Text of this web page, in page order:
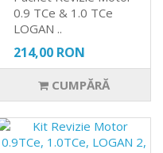
0.9 TCe & 1.0 TCe
LOGAN ..
214,00 RON
CUMPĂRĂ